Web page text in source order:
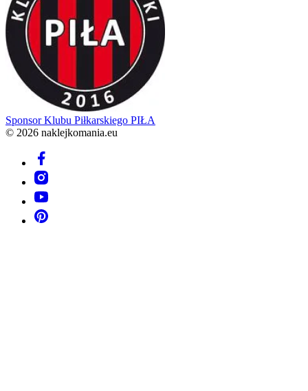
Sponsor Klubu Piłkarskiego PIŁA
© 2026 naklejkomania.eu